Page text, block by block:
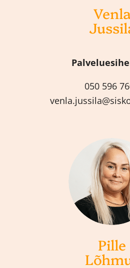
050 596
Pille